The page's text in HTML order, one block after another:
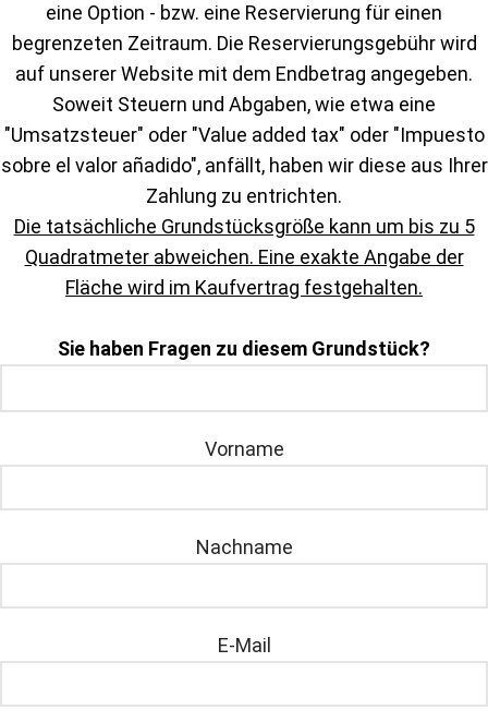
eine Option - bzw. eine Reservierung für einen
begrenzeten Zeitraum. Die Reservierungsgebühr wird
auf unserer Website mit dem Endbetrag angegeben.
Soweit Steuern und Abgaben, wie etwa eine
"Umsatzsteuer" oder "Value added tax" oder "Impuesto
sobre el valor añadido", anfällt, haben wir diese aus Ihrer
Zahlung zu entrichten.
Die tatsächliche Grundstücksgröße kann um bis zu 5
Quadratmeter abweichen. Eine exakte Angabe der
Fläche wird im Kaufvertrag festgehalten.
Sie haben Fragen zu diesem Grundstück?
Vorname
Nachname
E-Mail